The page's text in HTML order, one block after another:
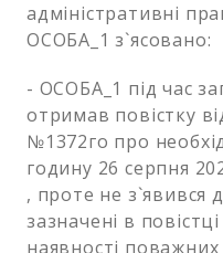
адміністративні
ОСОБА_1 з`ясовано:
- ОСОБА_1 під час
отримав повістку
№1372го про
годину 26 серпня
, проте не
зазначені в
наявності